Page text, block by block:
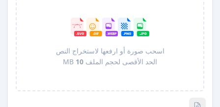
اسحب صورة أو ارفعها لاستخراج النص
الحد الأقصى لحجم الملف 10